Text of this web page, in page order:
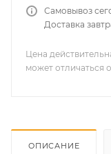
Самовывоз
Доставка
Цена
может отличаться
ОПИСАНИЕ